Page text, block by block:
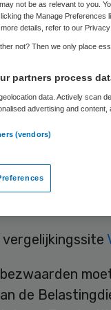
Skipr Redactie 26
mensen dat
afsloot
met 2013.
de
not be as relevant to you.
the Manage Preferences
details, refer to our Privacy
not? Then we only place
partners process
data. Actively scan
advertising and
(vendors)